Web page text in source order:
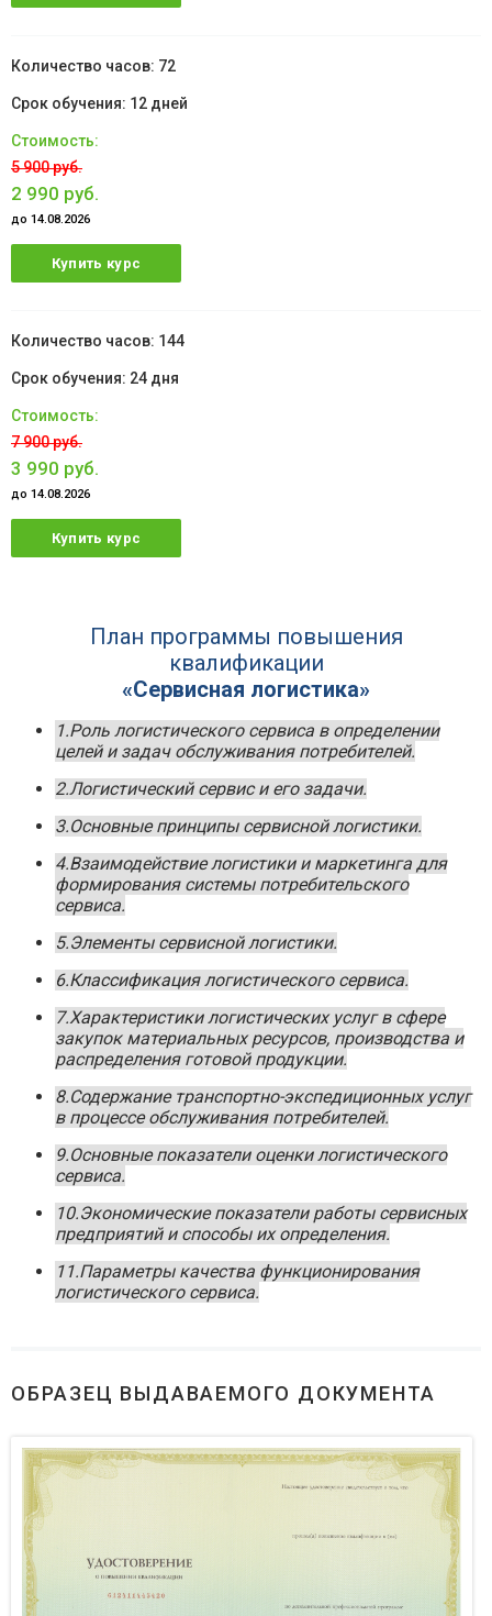
72
12 дней
5 900 руб.
2 990 руб.
до 14.08.2026
Купить курс
144
24 дня
7 900 руб.
3 990 руб.
до 14.08.2026
Купить курс
План программы повышения
квалификации
«Сервисная логистика»
1.Роль логистического сервиса в определении
целей и задач обслуживания потребителей.
2.Логистический сервис и его задачи.
3.Основные принципы сервисной логистики.
4.Взаимодействие логистики и маркетинга для
формирования системы потребительского
сервиса.
5.Элементы сервисной логистики.
6.Классификация логистического сервиса.
7.Характеристики логистических услуг в сфере
закупок материальных ресурсов, производства и
распределения готовой продукции.
8.Содержание транспортно-экспедиционных услуг
в процессе обслуживания потребителей.
9.Основные показатели оценки логистического
сервиса.
10.Экономические показатели работы сервисных
предприятий и способы их определения.
11.Параметры качества функционирования
логистического сервиса.
ОБРАЗЕЦ ВЫДАВАЕМОГО ДОКУМЕНТА